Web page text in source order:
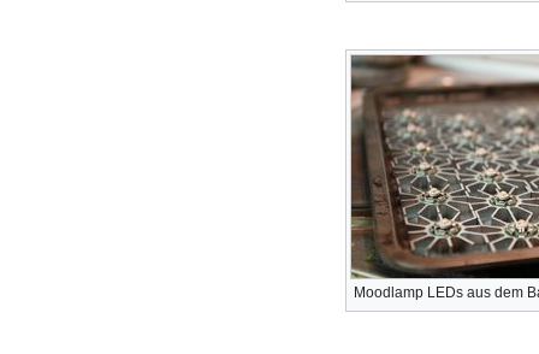
Moodlamp LEDs aus dem